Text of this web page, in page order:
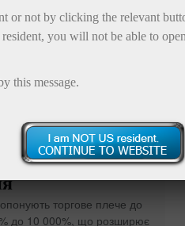
до x1000 до
торгове плече до
до 10 000%, що розширює
or not by clicking the relevant
you will not be able to
this message.